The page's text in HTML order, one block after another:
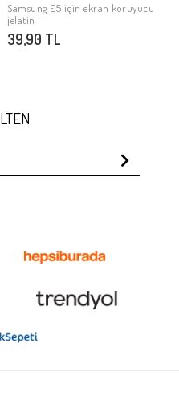
SEPETE EKLE
Samsung E5 için ekran koruyucu
jelatin
39,90 TL